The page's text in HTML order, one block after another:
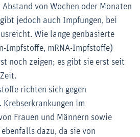
von Wochen oder Monaten
jedoch auch Impfungen, bei
Wie lange genbasierte
Impfstoffe, mRNA-Impfstoffe)
noch zeigen; es gibt sie erst seit
richten sich gegen
im
Frauen und Männern sowie
dazu, da sie von